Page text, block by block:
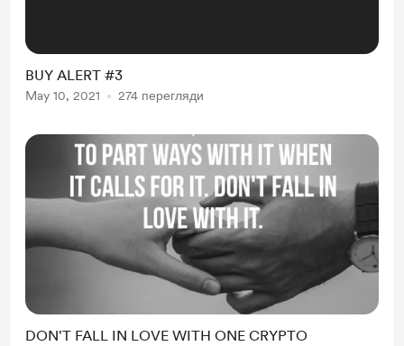
BUY ALERT #3
May 10, 2021 274 перегляди
DON'T FALL IN LOVE WITH ONE CRYPTO